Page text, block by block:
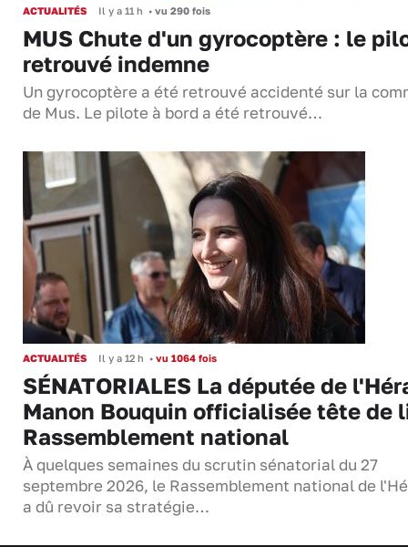
ACTUALITÉS Il y a 11 h • vu 290 fois
MUS Chute d'un gyrocoptère : le
retrouvé indemne
Un gyrocoptère a été retrouvé accidenté sur la
de Mus. Le pilote à bord a été retrouvé…
ACTUALITÉS Il y a 12 h • vu 1064 fois
SÉNATORIALES La députée de
Manon Bouquin officialisée tête de
Rassemblement national
À quelques semaines du scrutin sénatorial du 27
septembre 2026, le Rassemblement national de
a dû revoir sa stratégie…